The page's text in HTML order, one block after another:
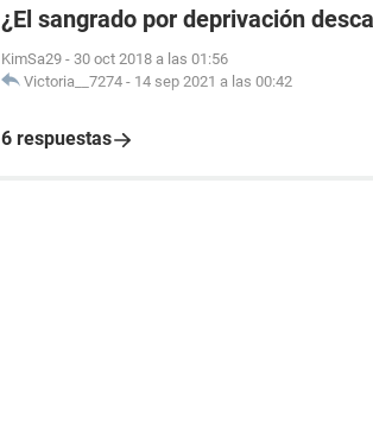
¿El sangrado por deprivación
KimSa29 - 30 oct 2018 a las 01:56
Victoria__7274 - 14 sep 2021 a las 00:42
6 respuestas